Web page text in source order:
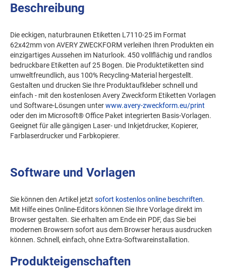
Beschreibung
Die eckigen, naturbraunen Etiketten L7110-25 im Format
62x42mm von AVERY ZWECKFORM verleihen Ihren Produkten ein
einzigartiges Aussehen im Naturlook. 450 vollflächig und randlos
bedruckbare Etiketten auf 25 Bogen. Die Produktetiketten sind
umweltfreundlich, aus 100% Recycling-Material hergestellt.
Gestalten und drucken Sie Ihre Produktaufkleber schnell und
einfach - mit den kostenlosen Avery Zweckform Etiketten Vorlagen
und Software-Lösungen unterwww.avery-zweckform.eu/print
oder den im Microsoft® Office Paket integrierten Basis-Vorlagen.
Geeignet für alle gängigen Laser- und Inkjetdrucker, Kopierer,
Farblaserdrucker und Farbkopierer.
Software und Vorlagen
Sie können den Artikel jetzt sofort kostenlos online beschriften.
Mit Hilfe eines Online-Editors können Sie Ihre Vorlage direkt im
Browser gestalten. Sie erhalten am Ende ein PDF, das Sie bei
modernen Browsern sofort aus dem Browser heraus ausdrucken
können. Schnell, einfach, ohne Extra-Softwareinstallation.
Produkteigenschaften